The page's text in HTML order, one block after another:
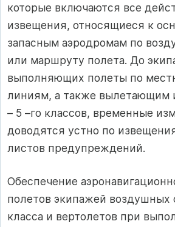
которые включаются все
извещения, относящиеся к
запасным аэродромам по
или маршруту полета. До
выполняющих полеты по
линиям, а также вылетающим
– 5 –го классов, временные
доводятся устно по
листов предупреждений.
Обеспечение
полетов экипажей воздушных
класса и вертолетов при